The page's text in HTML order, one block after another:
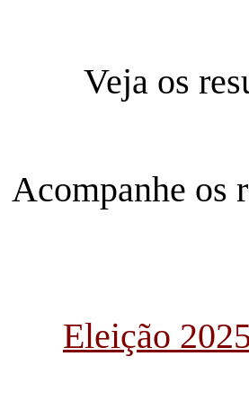
Veja os
Acompanhe os
Eleição